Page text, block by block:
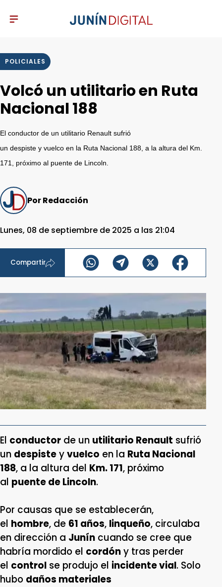
POLICIALES
Volcó un utilitario en Ruta
Nacional 188
El conductor de un utilitario Renault sufrió
un despiste y vuelco en la Ruta Nacional 188, a la altura del Km.
171, próximo al puente de Lincoln.
Por Redacción
Lunes, 08 de septiembre de 2025 a las 21:04
Compartir
El conductor de un utilitario Renault sufrió
un despisteyvuelco en la Ruta Nacional
188, a la altura del Km. 171, próximo
al puente de Lincoln.
Por causas que se establecerán,
el hombre, de 61 años, linqueño, circulaba
en dirección a Junín cuando se cree que
habría mordido el cordóny tras perder
el control se produjo el incidente vial. Solo
hubo daños materiales